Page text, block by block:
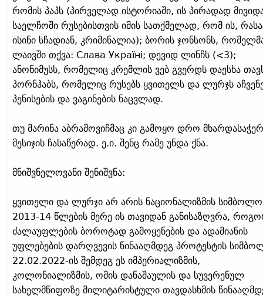
რომის პაპს (პირველად ისტორიაში, ის პირადად
საელჩოში რუსებისთვის იმის სათქმელად, რომ ის,
ისინი სჩადიან, კრიმინალია); ბორის ჯონსონს,
ლაივში თქვა: Слава Україні; დევიდ ლინჩს (<3);
ანონიმუსს, რომელიც კრემლის ვებ გვერდს დაესხა
პორნჰაბს, რომელიც რუსებს ყვითელს და ლურჯს
პენისების და ვაგინების ნაცვლად.
თუ მარინა აბრამოვიჩმაც კი გამოყო დრო
მესიჯის ჩასაწერად. ე.ი. შენც რამე უნდა ქნა.
მნიშვნელოვანი შენიშვნა:
ყვითელი და ლურჯი არ არის ნაციონალიზმის
2013-14 წლების მერე ის თავიდან განისაზღვრა,
ძალაუფლების ბოროტად გამოყენების და ადამიანის
უფლებების დარღვევის წინააღმდეგ პროტესტის
22.02.2022-ის შემდეგ ეს იმპერიალიზმის,
კოლონიალიზმის, ომის დანაშაულის და სუვერენულ
სახელმწიფოზე მილიტარისტული თავდასხმის